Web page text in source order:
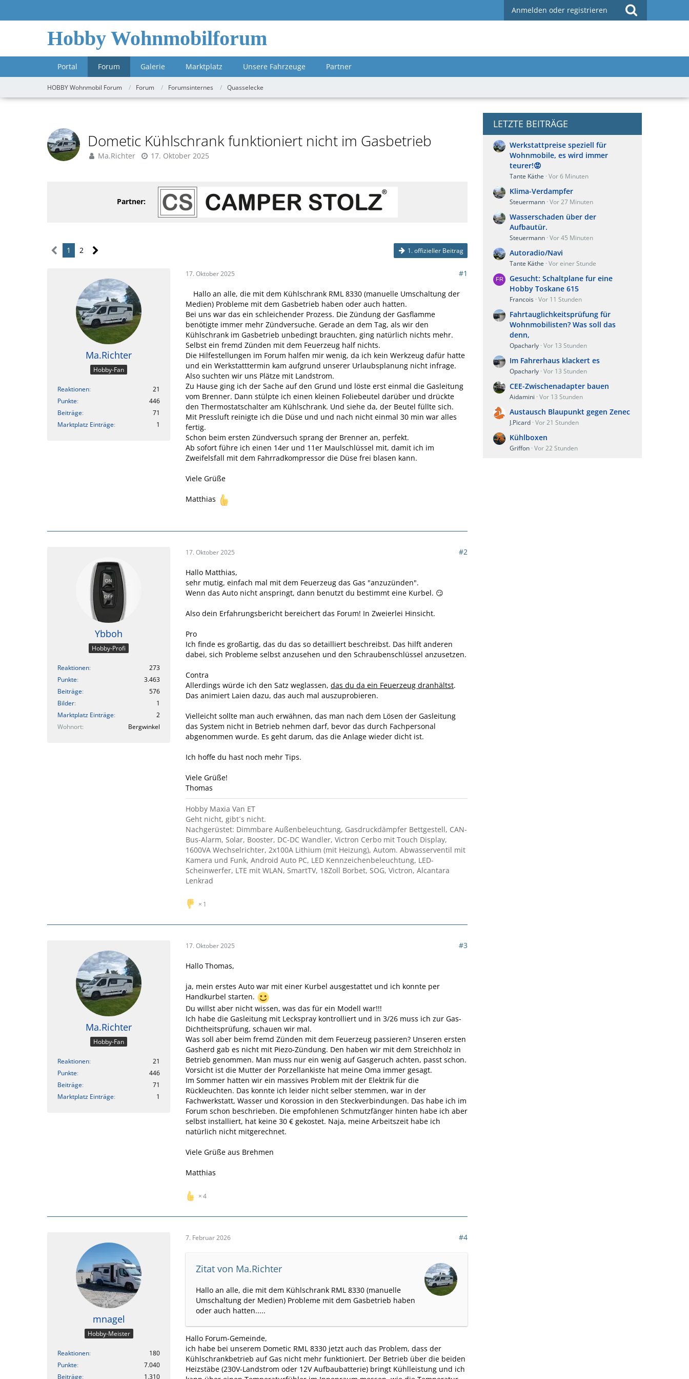
Anmelden oder registrieren
Hobby Wohnmobilforum
Portal Forum Galerie Marktplatz Unsere Fahrzeuge Partner
HOBBY Wohnmobil Forum Forum Forumsinternes Quasselecke
Dometic Kühlschrank funktioniert nicht im Gasbetrieb
Ma.Richter 17. Oktober 2025
Partner:
1 2 1. offizieller Beitrag
Ma.Richter
Hobby-Fan
Reaktionen
21
Punkte
446
Beiträge
71
Marktplatz Einträge
1
17. Oktober 2025 #1
Hallo an alle, die mit dem Kühlschrank RML 8330 (manuelle Umschaltung der
Medien) Probleme mit dem Gasbetrieb haben oder auch hatten.
Bei uns war das ein schleichender Prozess. Die Zündung der Gasflamme
benötigte immer mehr Zündversuche. Gerade an dem Tag, als wir den
Kühlschrank im Gasbetrieb unbedingt brauchten, ging natürlich nichts mehr.
Selbst ein fremd Zünden mit dem Feuerzeug half nichts.
Die Hilfestellungen im Forum halfen mir wenig, da ich kein Werkzeug dafür hatte
und ein Werkstatttermin kam aufgrund unserer Urlaubsplanung nicht infrage.
Also suchten wir uns Plätze mit Landstrom.
Zu Hause ging ich der Sache auf den Grund und löste erst einmal die Gasleitung
vom Brenner. Dann stülpte ich einen kleinen Foliebeutel darüber und drückte
den Thermostatschalter am Kühlschrank. Und siehe da, der Beutel füllte sich.
Mit Pressluft reinigte ich die Düse und und nach nicht einmal 30 min war alles
fertig.
Schon beim ersten Zündversuch sprang der Brenner an, perfekt.
Ab sofort führe ich einen 14er und 11er Maulschlüssel mit, damit ich im
Zweifelsfall mit dem Fahrradkompressor die Düse frei blasen kann.
Viele Grüße
Matthias
Ybboh
Hobby-Profi
Reaktionen
273
Punkte
3.463
Beiträge
576
Bilder
1
Marktplatz Einträge
2
Wohnort
Bergwinkel
17. Oktober 2025 #2
Hallo Matthias,
sehr mutig, einfach mal mit dem Feuerzeug das Gas "anzuzünden".
Wenn das Auto nicht anspringt, dann benutzt du bestimmt eine Kurbel. 😏
Also dein Erfahrungsbericht bereichert das Forum! In Zweierlei Hinsicht.
Pro
Ich finde es großartig, das du das so detailliert beschreibst. Das hilft anderen
dabei, sich Probleme selbst anzusehen und den Schraubenschlüssel anzusetzen.
Contra
Allerdings würde ich den Satz weglassen, das du da ein Feuerzeug dranhältst.
Das animiert Laien dazu, das auch mal auszuprobieren.
Vielleicht sollte man auch erwähnen, das man nach dem Lösen der Gasleitung
das System nicht in Betrieb nehmen darf, bevor das durch Fachpersonal
abgenommen wurde. Es geht darum, das die Anlage wieder dicht ist.
Ich hoffe du hast noch mehr Tips.
Viele Grüße!
Thomas
Hobby Maxia Van ET
Geht nicht, gibt´s nicht.
Nachgerüstet: Dimmbare Außenbeleuchtung, Gasdruckdämpfer Bettgestell, CAN-
Bus-Alarm, Solar, Booster, DC-DC Wandler, Victron Cerbo mit Touch Display,
1600VA Wechselrichter, 2x100A Lithium (mit Heizung), Autom. Abwasserventil mit
Kamera und Funk, Android Auto PC, LED Kennzeichenbeleuchtung, LED-
Scheinwerfer, LTE mit WLAN, SmartTV, 18Zoll Borbet, SOG, Victron, Alcantara
Lenkrad
1
Ma.Richter
Hobby-Fan
Reaktionen
21
Punkte
446
Beiträge
71
Marktplatz Einträge
1
17. Oktober 2025 #3
Hallo Thomas,
ja, mein erstes Auto war mit einer Kurbel ausgestattet und ich konnte per
Handkurbel starten.
Du willst aber nicht wissen, was das für ein Modell war!!!
Ich habe die Gasleitung mit Leckspray kontrolliert und in 3/26 muss ich zur Gas-
Dichtheitsprüfung, schauen wir mal.
Was soll aber beim fremd Zünden mit dem Feuerzeug passieren? Unseren ersten
Gasherd gab es nicht mit Piezo-Zündung. Den haben wir mit dem Streichholz in
Betrieb genommen. Man muss nur ein wenig auf Gasgeruch achten, passt schon.
Vorsicht ist die Mutter der Porzellankiste hat meine Oma immer gesagt.
Im Sommer hatten wir ein massives Problem mit der Elektrik für die
Rückleuchten. Das konnte ich leider nicht selber stemmen, war in der
Fachwerkstatt, Wasser und Korossion in den Steckverbindungen. Das habe ich im
Forum schon beschrieben. Die empfohlenen Schmutzfänger hinten habe ich aber
selbst installiert, hat keine 30 € gekostet. Naja, meine Arbeitszeit habe ich
natürlich nicht mitgerechnet.
Viele Grüße aus Brehmen
Matthias
4
mnagel
Hobby-Meister
Reaktionen
180
Punkte
7.040
Beiträge
1.310
7. Februar 2026 #4
Zitat von Ma.Richter
Hallo an alle, die mit dem Kühlschrank RML 8330 (manuelle
Umschaltung der Medien) Probleme mit dem Gasbetrieb haben
oder auch hatten.....
Hallo Forum-Gemeinde,
ich habe bei unserem Dometic RML 8330 jetzt auch das Problem, dass der
Kühlschrankbetrieb auf Gas nicht mehr funktioniert. Der Betrieb über die beiden
Heizstäbe (230V-Landstrom oder 12V Aufbaubatterie) bringt Kühlleistung und ich
LETZTE BEITRÄGE
Werkstattpreise speziell für
Wohnmobile, es wird immer
teurer!😡
Tante Käthe Vor 6 Minuten
Klima-Verdampfer
Steuermann Vor 27 Minuten
Wasserschaden über der
Aufbautür.
Steuermann Vor 45 Minuten
Autoradio/Navi
Tante Käthe Vor einer Stunde
Gesucht: Schaltplane fur eine
Hobby Toskane 615
Francois Vor 11 Stunden
Fahrtauglichkeitsprüfung für
Wohnmobilisten? Was soll das
denn,
Opacharly Vor 13 Stunden
Im Fahrerhaus klackert es
Opacharly Vor 13 Stunden
CEE-Zwischenadapter bauen
Aidamini Vor 13 Stunden
Austausch Blaupunkt gegen Zenec
J.Picard Vor 21 Stunden
Kühlboxen
Griffon Vor 22 Stunden